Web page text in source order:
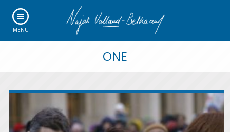
MENU
ONE